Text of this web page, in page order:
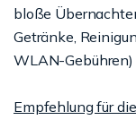
bloße
Getränke,
WLAN-Gebühren)
Empfehlung für